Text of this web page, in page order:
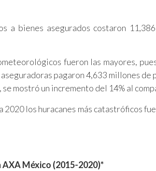
a bienes asegurados costaron
fueron las mayores,
pagaron 4,633 millones de
mostró un incremento del 14% al
2020 los huracanes más catastróficos
México (2015-2020)*